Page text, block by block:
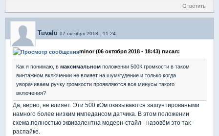
Ответить
Tuvalu 07 октября 2018 - 11:24
minor (06 октября 2018 - 18:43) писал:
Как я понимаю, в максимальном положении 500К громкости в таком
винтажном включении не влияет на шум/гудение и только когда
уворачиваем ручку громкости проявляются все минусы такого
включения?
Да, верно, не влияет. Эти 500 кОм оказываются зашунтироваными
намного более низким импедансом датчика. В этом положении
схема полностью эквивалентна модерн-стайл - назовём это так -
распайке.